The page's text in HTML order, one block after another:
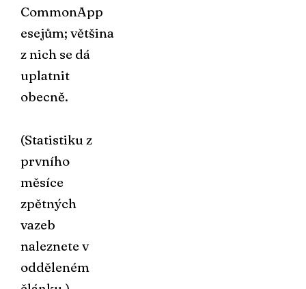
CommonApp
esejům; většina
z nich se dá
uplatnit
obecně.
(Statistiku z
prvního
měsíce
zpětných
vazeb
naleznete v
odděleném